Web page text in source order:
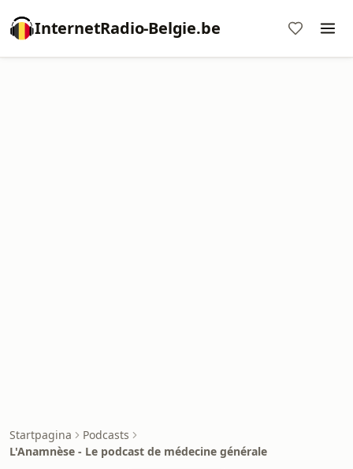
InternetRadio-Belgie.be
Startpagina
Podcasts
L'Anamnèse - Le podcast de médecine générale